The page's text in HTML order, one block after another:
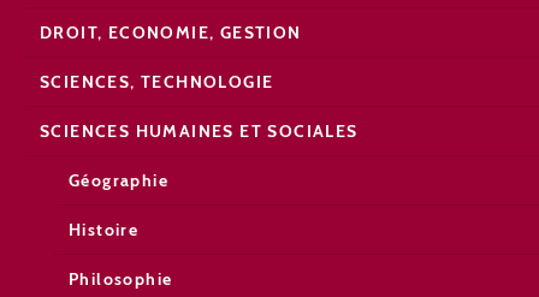
DROIT, ECONOMIE, GESTION
SCIENCES, TECHNOLOGIE
SCIENCES HUMAINES ET SOCIALES
Géographie
Histoire
Philosophie